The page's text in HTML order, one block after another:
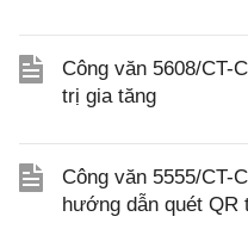
Công văn 5608/CT-
trị gia tăng
Công văn 5555/CT-
hướng dẫn quét QR